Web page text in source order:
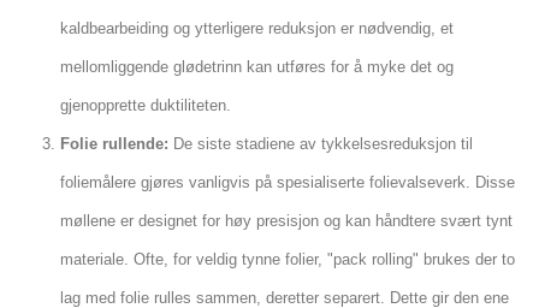
kaldbearbeiding og ytterligere reduksjon er nødvendig, et
mellomliggende glødetrinn kan utføres for å myke det og
gjenopprette duktiliteten.
Folie rullende: De siste stadiene av tykkelsesreduksjon til
foliemålere gjøres vanligvis på spesialiserte folievalseverk. Disse
møllene er designet for høy presisjon og kan håndtere svært tynt
materiale. Ofte, for veldig tynne folier, "pack rolling" brukes der to
lag med folie rulles sammen, deretter separert. Dette gir den ene